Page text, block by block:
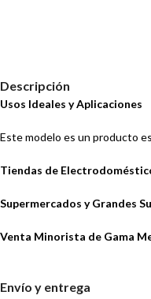
Descripción
Usos Ideales y Aplicaciones
Este modelo es un producto
Tiendas de
Supermercados y Grandes
Venta Minorista de Gama
Envío y entrega